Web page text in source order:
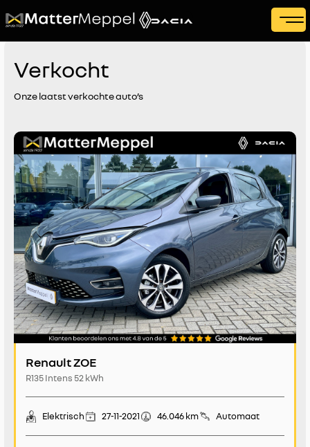
Verkocht
Onze laatst verkochte auto’s
Renault ZOE
R135 Intens 52 kWh
Elektrisch 27-11-2021 46.046 km Automaat